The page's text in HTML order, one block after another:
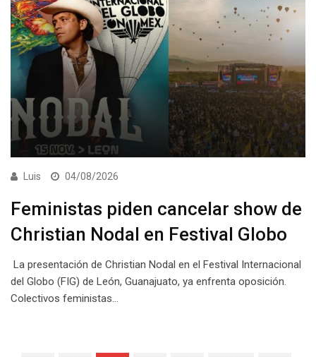
Luis 04/08/2026
Feministas piden cancelar show de
Christian Nodal en Festival Globo
La presentación de Christian Nodal en el Festival Internacional
del Globo (FIG) de León, Guanajuato, ya enfrenta oposición.
Colectivos feministas…